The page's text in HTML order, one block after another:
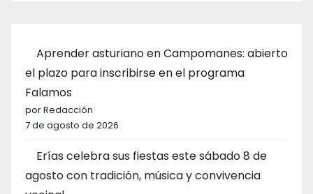
Aprender asturiano en Campomanes: abierto
el plazo para inscribirse en el programa
Falamos
por Redacción
7 de agosto de 2026
Erías celebra sus fiestas este sábado 8 de
agosto con tradición, música y convivencia